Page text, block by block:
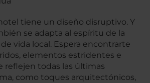
tiene un diseño disruptivo. Y
se adapta al espíritu de la
vida local. Espera encontrarte
elementos estridentes e
reflejen todas las últimas
como toques arquitectónicos,